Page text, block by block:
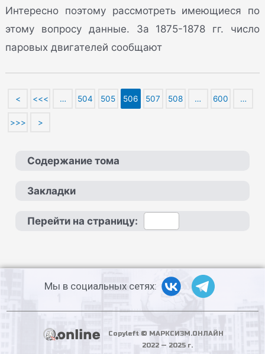
Интересно поэтому рассмотреть имеющиеся по
этому вопросу данные. За 1875-1878 гг. число
паровых двигателей сообщают
< <<< … 504 505 506 507 508 … 600 …
>>> >
Содержание тома
Закладки
Перейти на страницу:
Мы в социальных сетях:
Copyleft © МАРКСИЗМ.ОНЛАЙН
2022 — 2025 г.